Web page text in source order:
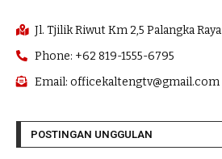
Jl. Tjilik Riwut Km 2,5 Palangka Raya
Phone: +62 819-1555-6795
Email: officekaltengtv@gmail.com
POSTINGAN UNGGULAN